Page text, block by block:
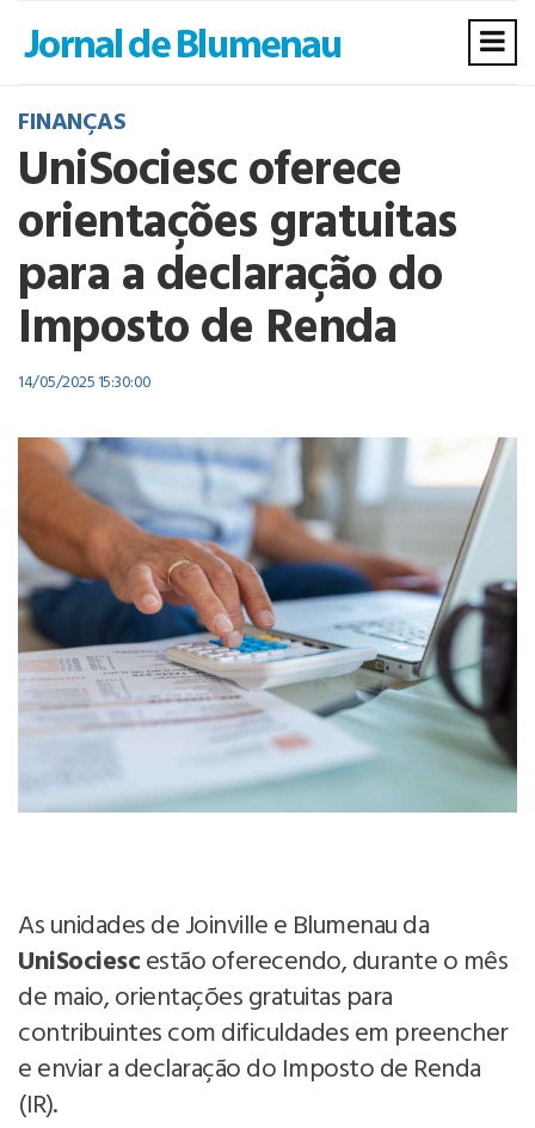
FINANÇAS
UniSociesc oferece
orientações gratuitas
para a declaração do
Imposto de Renda
14/05/2025 15:30:00
As unidades de Joinville e Blumenau da
UniSociescestão oferecendo, durante o mês
de maio, orientações gratuitas para
contribuintes com dificuldades em preencher
e enviar a declaração do Imposto de Renda
(IR).